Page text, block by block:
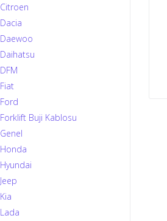
Citroen
Dacia
Daewoo
Daihatsu
DFM
Fiat
Ford
Forklift Buji Kablosu
Genel
Honda
Hyundai
Jeep
Kia
Lada